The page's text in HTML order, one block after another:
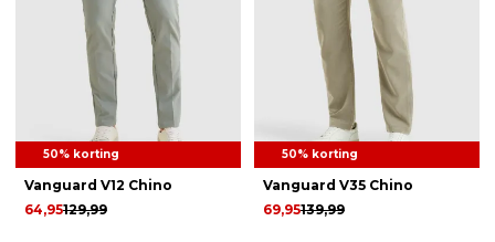
50% korting
Vanguard V12 Chino
129,99
64,95
50% korting
Vanguard V35 Chino
139,99
69,95